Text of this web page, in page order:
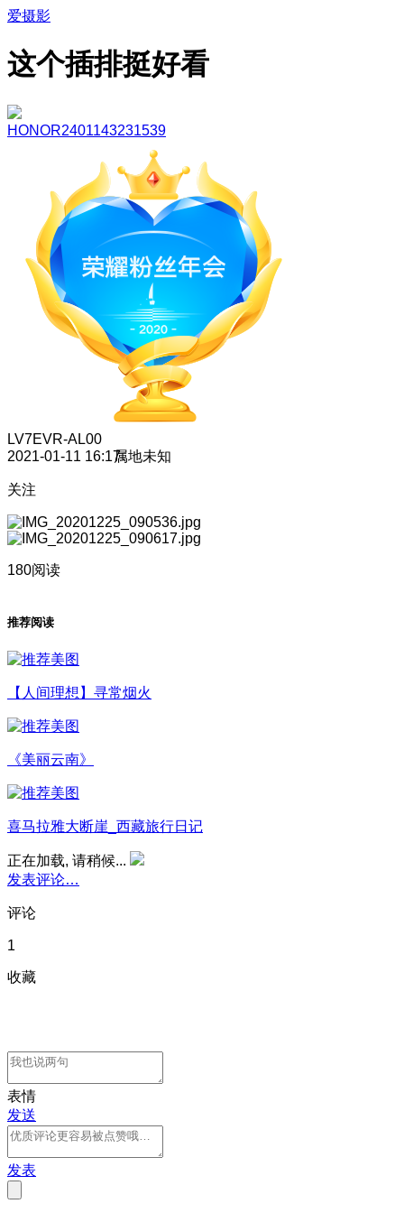
爱摄影
这个插排挺好看
HONOR2401143231539
LV7EVR-AL00
2021-01-11 16:17属地未知
关注
180阅读
推荐阅读
【人间理想】寻常烟火
《美丽云南》
喜马拉雅大断崖_西藏旅行日记
正在加载, 请稍候...
发表评论…
评论
1
收藏
表情
发送
发表